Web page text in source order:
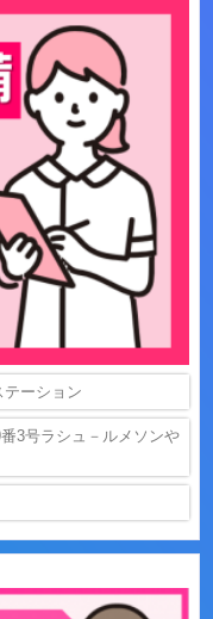
ーション
3号ラシュ－ルメソンや